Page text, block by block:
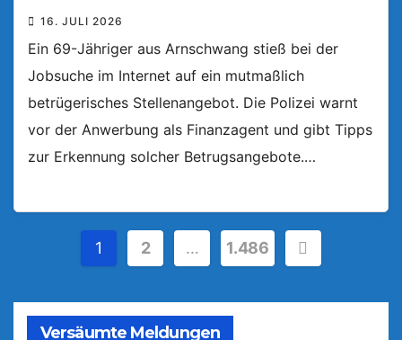
16. JULI 2026
Ein 69-Jähriger aus Arnschwang stieß bei der
Jobsuche im Internet auf ein mutmaßlich
betrügerisches Stellenangebot. Die Polizei warnt
vor der Anwerbung als Finanzagent und gibt Tipps
zur Erkennung solcher Betrugsangebote.…
Seitennummerierung
Beiträge
1 2 … 1.486
Versäumte Meldungen